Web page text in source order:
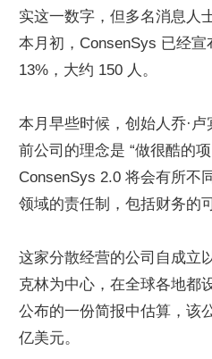
实这一数字，但多名消息人
本月初，ConsenSys 已经
13%，大约 150 人。
本月早些时候，创始人乔·
前公司的理念是 “做很酷的
ConsenSys 2.0 将会有所不
领域的责任制，包括财务的
这家分散经营的公司自成立
克林为中心，在全球各地都
公布的一份简报中估算，该
亿美元。